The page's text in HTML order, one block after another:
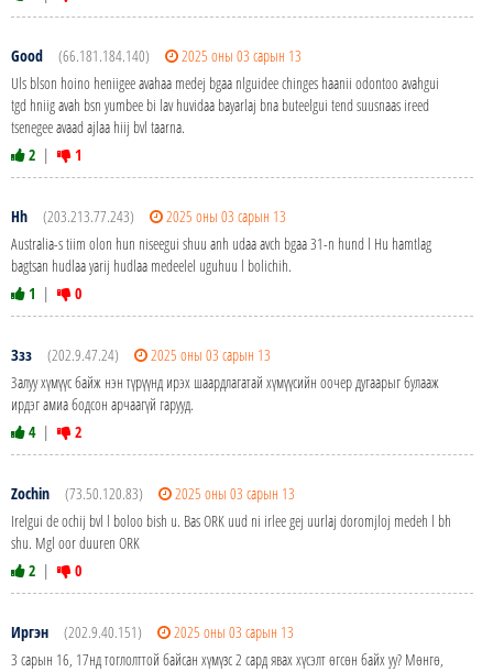
Good (66.181.184.140)
2025 оны 03 сарын 13
Uls blson hoino heniigee avahaa medej bgaa nlguidee chinges haanii odontoo avahgui
tgd hniig avah bsn yumbee bi lav huvidaa bayarlaj bna buteelgui tend suusnaas ireed
tsenegee avaad ajlaa hiij bvl taarna.
2 | 1
Hh (203.213.77.243)
2025 оны 03 сарын 13
Australia-s tiim olon hun niseegui shuu anh udaa avch bgaa 31-n hund l Hu hamtlag
bagtsan hudlaa yarij hudlaa medeelel uguhuu l bolichih.
1 | 0
Ззз (202.9.47.24)
2025 оны 03 сарын 13
Залуу хүмүүс байж нэн түрүүнд ирэх шаардлагатай хүмүүсийн оочер дугаарыг булааж
ирдэг амиа бодсон арчаагүй гарууд.
4 | 2
Zochin (73.50.120.83)
2025 оны 03 сарын 13
Irelgui de ochij bvl l boloo bish u. Bas ORK uud ni irlee gej uurlaj doromjloj medeh l bh
shu. Mgl oor duuren ORK
2 | 0
Иргэн (202.9.40.151)
2025 оны 03 сарын 13
3 сарын 16, 17нд тоглолттой байсан хүмүзс 2 сард явах хүсэлт өгсөн байх уу? Мөнгө,